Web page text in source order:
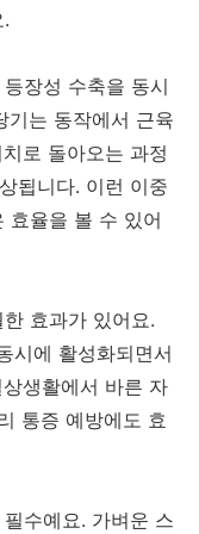
장성 수축을 동시
기는 동작에서 근육
로 돌아오는 과정
됩니다. 이런 이중
효율을 볼 수 있어
효과가 있어요.
시에 활성화되면서
생활에서 바른 자
통증 예방에도 효
수예요. 가벼운 스